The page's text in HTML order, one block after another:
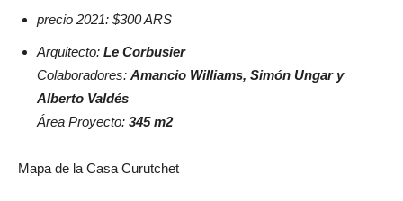
precio 2021: $300 ARS
Arquitecto: Le Corbusier
Colaboradores: Amancio Williams, Simón Ungar y
Alberto Valdés
Área Proyecto: 345 m2
Mapa de la Casa Curutchet